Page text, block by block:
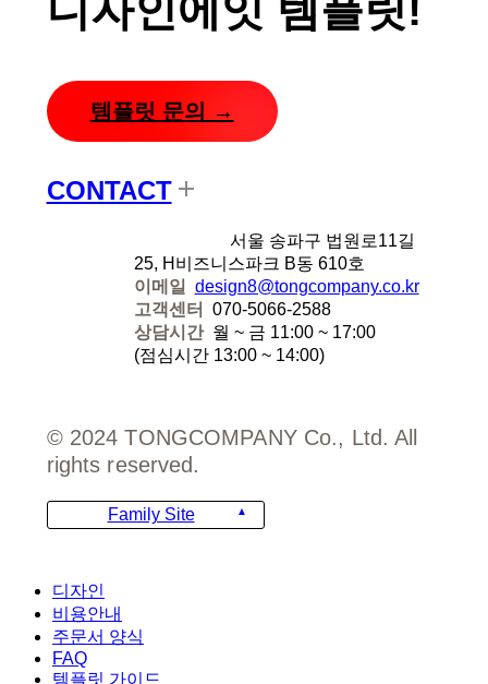
디자인에잇 템플릿!
템플릿 문의 →
CONTACT
서울 송파구 법원로11길
25, H비즈니스파크 B동 610호
이메일
design8@tongcompany.co.kr
고객센터
070-5066-2588
상담시간 월 ~ 금 11:00 ~ 17:00
(점심시간 13:00 ~ 14:00)
© 2024 TONGCOMPANY Co., Ltd. All
rights reserved.
Family Site
Close
Menu
디자인
비용안내
주문서 양식
FAQ
템플릿 가이드